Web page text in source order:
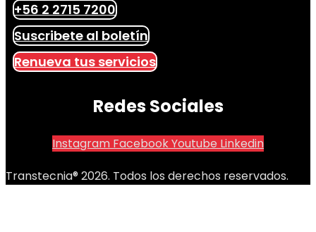
+56 2 2715 7200
Suscribete al boletín
Renueva tus servicios
Redes Sociales
Instagram FacebookYoutube Linkedin
Transtecnia® 2026. Todos los derechos reservados.